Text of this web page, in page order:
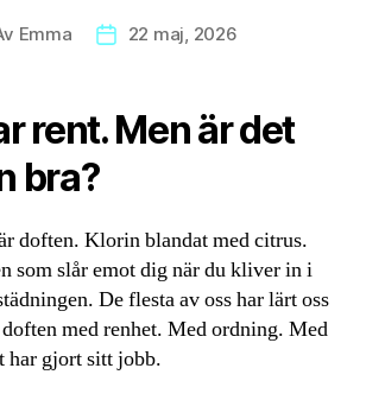
Emma Inläggsdatum
22 maj, 2026
rent. Men är det
bra?
doften. Klorin blandat med citrus.
som slår emot dig när du kliver in i
De flesta av oss har lärt oss
doften med renhet. Med ordning. Med
har gjort sitt jobb.